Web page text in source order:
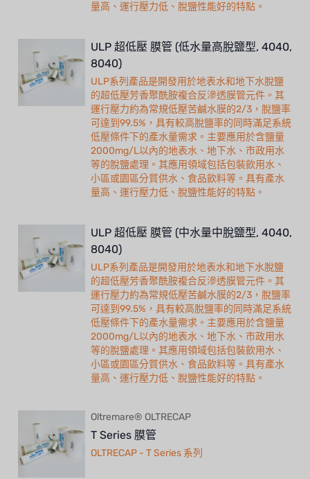
量高、運行壓力低、脫鹽性能好的特點。
ULP 超低壓 膜管 (低水量高脫鹽型, 4040,
8040)
ULP系列產品是開發用於地表水和地下水脫鹽
的超低壓芳香聚酰胺複合反滲透膜管元件。其
運行壓力約為常規低壓苦鹹水膜的2/3，脫鹽率
可達到99.5%，具有較高脫鹽率的同時滿足系統
低壓條件下的產水量需求。主要應用於含鹽量
2000mg/L以內的地表水、地下水、市政用水
等的脫鹽處理。其應用領域包括包裝飲用水、
小區或園區分質供水、食品飲料等。具有產水
量高、運行壓力低、脫鹽性能好的特點。
ULP 超低壓 膜管 (中水量中脫鹽型, 4040,
8040)
ULP系列產品是開發用於地表水和地下水脫鹽
的超低壓芳香聚酰胺複合反滲透膜管元件。其
運行壓力約為常規低壓苦鹹水膜的2/3，脫鹽率
可達到99.5%，具有較高脫鹽率的同時滿足系統
低壓條件下的產水量需求。主要應用於含鹽量
2000mg/L以內的地表水、地下水、市政用水
等的脫鹽處理。其應用領域包括包裝飲用水、
小區或園區分質供水、食品飲料等。具有產水
量高、運行壓力低、脫鹽性能好的特點。
Oltremare® OLTRECAP
T Series 膜管
OLTRECAP - T Series 系列